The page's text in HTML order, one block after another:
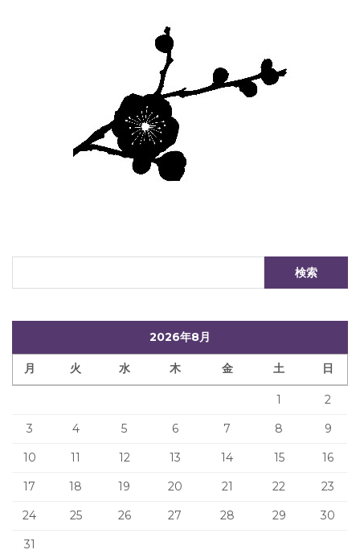
2026年8月
月 火 水 木 金 土 日
1
2
3
4 5 6 7 8
9
10
11 12 13 14 15
16
17
18 19 20 21 22
23
24
25 26 27 28 29
30
31